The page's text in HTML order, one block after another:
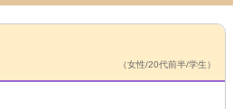
（女性/20代前半/学生）